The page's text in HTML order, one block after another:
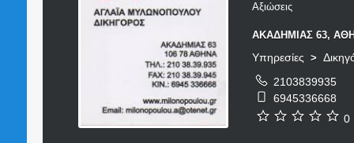
Αξιώσεις
ΑΚΑΔΗΜΙΑΣ 63,
Υπηρεσίες >
2103839935
6945336668
0